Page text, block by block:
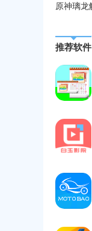
推荐软件